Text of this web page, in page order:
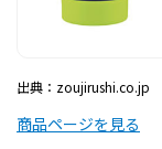
出典：zoujirushi.co.jp
商品ページを見る